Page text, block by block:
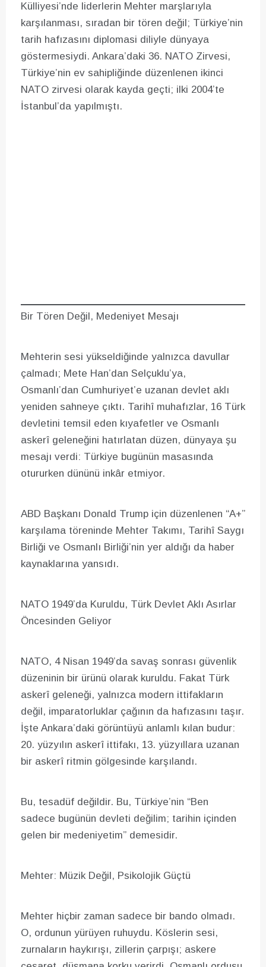
Külliyesi’nde liderlerin Mehter marşlarıyla
karşılanması, sıradan bir tören değil; Türkiye’nin
tarih hafızasını diplomasi diliyle dünyaya
göstermesiydi. Ankara’daki 36. NATO Zirvesi,
Türkiye’nin ev sahipliğinde düzenlenen ikinci
NATO zirvesi olarak kayda geçti; ilki 2004’te
İstanbul’da yapılmıştı.
Bir Tören Değil, Medeniyet Mesajı
Mehterin sesi yükseldiğinde yalnızca davullar
çalmadı; Mete Han’dan Selçuklu’ya,
Osmanlı’dan Cumhuriyet’e uzanan devlet aklı
yeniden sahneye çıktı. Tarihî muhafızlar, 16 Türk
devletini temsil eden kıyafetler ve Osmanlı
askerî geleneğini hatırlatan düzen, dünyaya şu
mesajı verdi: Türkiye bugünün masasında
otururken dününü inkâr etmiyor.
ABD Başkanı Donald Trump için düzenlenen “A+”
karşılama töreninde Mehter Takımı, Tarihî Saygı
Birliği ve Osmanlı Birliği’nin yer aldığı da haber
kaynaklarına yansıdı.
NATO 1949’da Kuruldu, Türk Devlet Aklı Asırlar
Öncesinden Geliyor
NATO, 4 Nisan 1949’da savaş sonrası güvenlik
düzeninin bir ürünü olarak kuruldu. Fakat Türk
askerî geleneği, yalnızca modern ittifakların
değil, imparatorluklar çağının da hafızasını taşır.
İşte Ankara’daki görüntüyü anlamlı kılan budur:
20. yüzyılın askerî ittifakı, 13. yüzyıllara uzanan
bir askerî ritmin gölgesinde karşılandı.
Bu, tesadüf değildir. Bu, Türkiye’nin “Ben
sadece bugünün devleti değilim; tarihin içinden
gelen bir medeniyetim” demesidir.
Mehter: Müzik Değil, Psikolojik Güçtü
Mehter hiçbir zaman sadece bir bando olmadı.
O, ordunun yürüyen ruhuydu. Köslerin sesi,
zurnaların haykırışı, zillerin çarpışı; askere